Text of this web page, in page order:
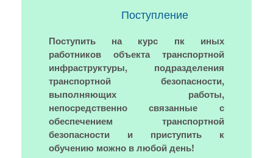
Поступление
Поступить на курс пк иных
работников объекта транспортной
инфраструктуры, подразделения
транспортной безопасности,
выполняющих работы,
непосредственно связанные с
обеспечением транспортной
безопасности и приступить к
обучению можно в любой день!